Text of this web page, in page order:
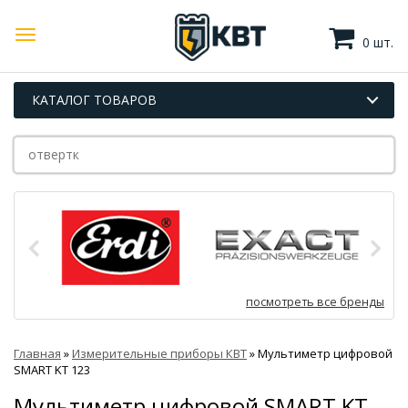
0 шт.
КАТАЛОГ ТОВАРОВ
посмотреть все бренды
Главная »Измерительные приборы КВТ»Мультиметр цифровой
SMART KT 123